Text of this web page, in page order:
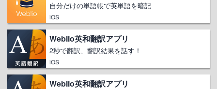
自分だけの単語帳で英単語を暗記
iOS
Weblio英和翻訳アプリ
2秒で翻訳、翻訳結果を話す！
iOS
Weblio英和翻訳アプリ